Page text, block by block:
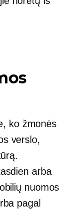
ko žmonės
verslo,
arba
nuomos
pagal